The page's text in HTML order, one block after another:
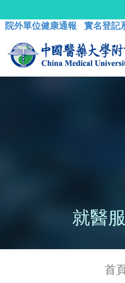
院外單位健康通報 實名登記
就醫
首